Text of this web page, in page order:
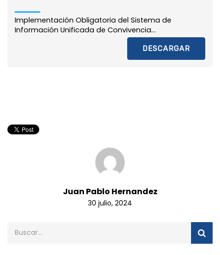
Implementación Obligatoria del Sistema de
Información Unificada de Convivencia...
DESCARGAR
Juan Pablo Hernandez
30 julio, 2024